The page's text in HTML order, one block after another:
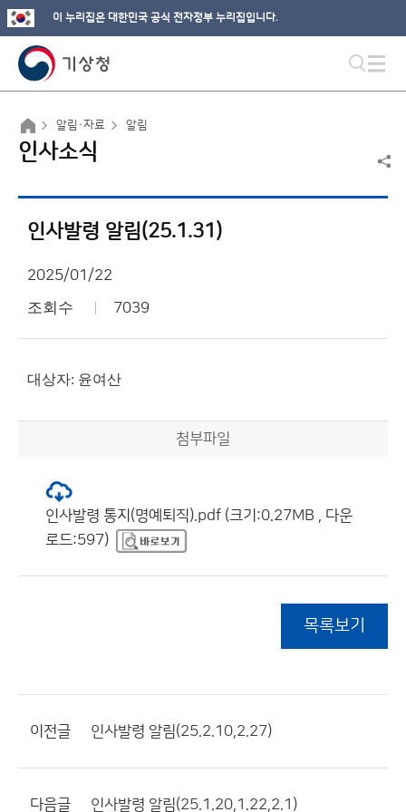
이 누리집은 대한민국 공식 전자정부 누리집입니다.
알림·자료 알림
인사소식
인사발령 알림(25.1.31)
2025/01/22
조회수 7039
대상자: 윤여산
첨부파일
인사발령 통지(명예퇴직).pdf (크기:0.27MB , 다운
로드:597)
목록보기
이전글 인사발령 알림(25.2.10,2.27)
다음글 인사발령 알림(25.1.20,1.22,2.1)